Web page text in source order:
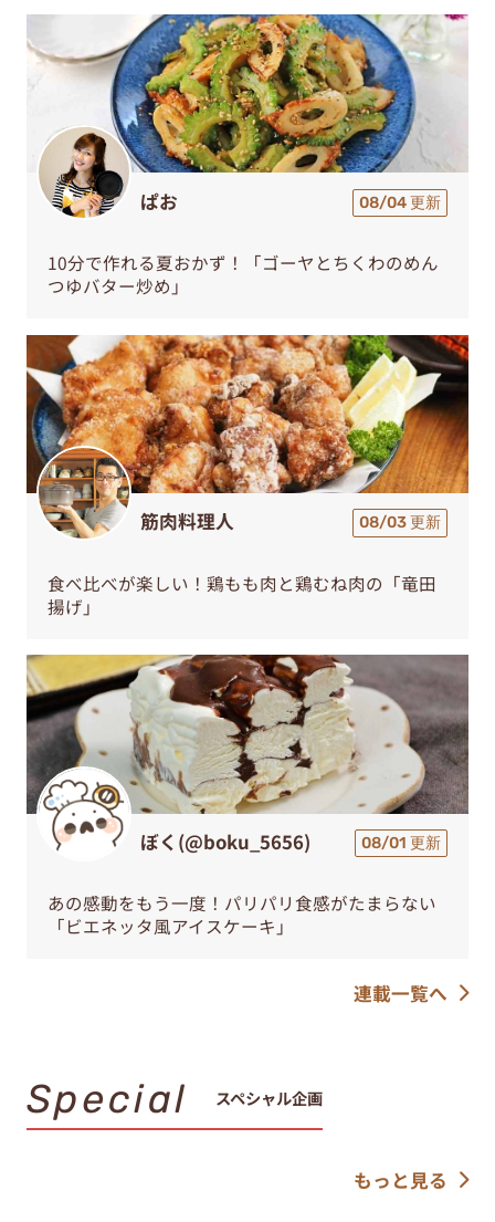
ぱお 08/04 更新
10分で作れる夏おかず！「ゴーヤとちくわのめん
つゆバター炒め」
筋肉料理人 08/03 更新
食べ比べが楽しい！鶏もも肉と鶏むね肉の「竜田
揚げ」
ぼく(@boku_5656) 08/01 更新
あの感動をもう一度！パリパリ食感がたまらない
「ビエネッタ風アイスケーキ」
連載一覧へ
Special スペシャル企画
もっと見る